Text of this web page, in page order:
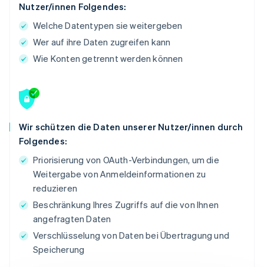
Nutzer/innen Folgendes:
Welche Datentypen sie weitergeben
Wer auf ihre Daten zugreifen kann
Wie Konten getrennt werden können
Wir schützen die Daten unserer Nutzer/innen durch
Folgendes:
Priorisierung von OAuth-Verbindungen, um die
Weitergabe von Anmeldeinformationen zu
reduzieren
Beschränkung Ihres Zugriffs auf die von Ihnen
angefragten Daten
Verschlüsselung von Daten bei Übertragung und
Speicherung